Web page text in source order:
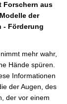
Forschern aus
der
- Förderung
mehr wahr,
Hände spüren.
Informationen
der Augen, des
der vor einem